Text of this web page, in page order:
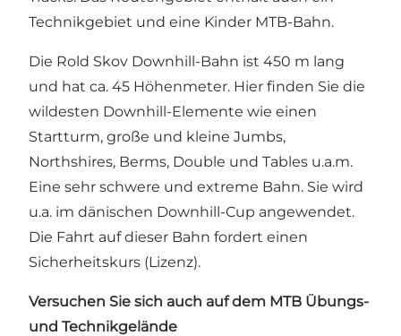
Technikgebiet und eine Kinder MTB-Bahn.
Die Rold Skov Downhill-Bahn ist 450 m lang
und hat ca. 45 Höhenmeter. Hier finden Sie die
wildesten Downhill-Elemente wie einen
Startturm, große und kleine Jumbs,
Northshires, Berms, Double und Tables u.a.m.
Eine sehr schwere und extreme Bahn. Sie wird
u.a. im dänischen Downhill-Cup angewendet.
Die Fahrt auf dieser Bahn fordert einen
Sicherheitskurs (Lizenz).
Versuchen Sie sich auch auf dem MTB Übungs-
und Technikgelände